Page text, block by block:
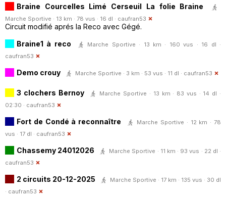
Braine Courcelles Limé Cerseuil La folie Braine
Marche Sportive · 13 km · 78 vus · 16 dl · caufran53
Circuit modifié aprés la Reco avec Gégé.
Braine1 à reco
Marche Sportive · 13 km · 160 vus · 16 dl ·
caufran53
Demo crouy Marche Sportive · 3 km · 53 vus · 11 dl · caufran53
3 clochers Bernoy
Marche Sportive · 13 km · 83 vus · 14 dl ·
02:30 · caufran53
Fort de Condé à reconnaître
Marche Sportive · 12 km · 78
vus · 17 dl · caufran53
Chassemy 24012026
Marche Sportive · 11 km · 93 vus · 22 dl ·
caufran53
2 circuits 20-12-2025
Marche Sportive · 17 km · 135 vus · 30 dl
· caufran53